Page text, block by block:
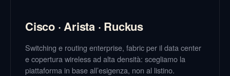
Cisco · Arista · Ruckus
Switching e routing enterprise, fabric per il data center
e copertura wireless ad alta densità: scegliamo la
piattaforma in base all’esigenza, non al listino.